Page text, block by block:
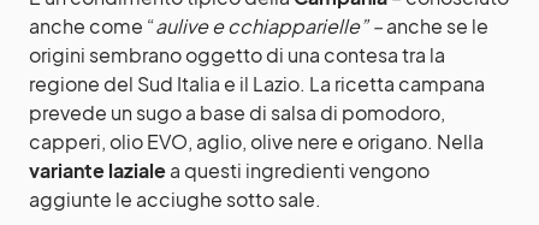
anche come “aulive e cchiapparielle” –anche se le
origini sembrano oggetto di una contesa tra la
regione del Sud Italia e il Lazio. La ricetta campana
prevede un sugo a base di salsa di pomodoro,
capperi, olio EVO, aglio, olive nere e origano. Nella
variante lazialea questi ingredienti vengono
aggiunte le acciughe sotto sale.